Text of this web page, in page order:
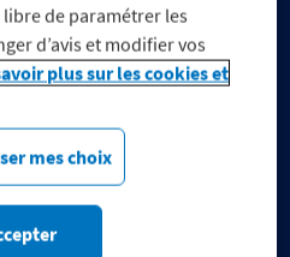
de paramétrer les
d’avis et modifier vos
plus sur les cookies et
mes choix